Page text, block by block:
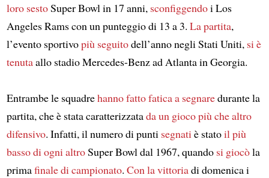
loro sestoSuper Bowl in 17 anni, sconfiggendoi Los
Angeles Rams con un punteggio di 13 a 3. La partita,
l’evento sportivopiù seguitodell’anno negli Stati Uniti, si è
tenutaallo stadio Mercedes-Benz ad Atlanta in Georgia.
Entrambe le squadrehanno fatto faticaa segnaredurante la
partita, che è stata caratterizzatada un gioco più che altro
difensivo. Infatti, il numero di punti segnatiè statoil più
bassodi ogni altroSuper Bowl dal 1967, quando si giocòla
primafinale di campionato. Con la vittoriadi domenica i